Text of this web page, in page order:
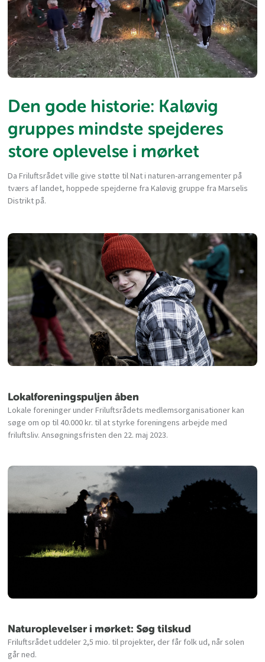
Den gode historie: Kaløvig
gruppes mindste spejderes
store oplevelse i mørket
Da Friluftsrådet ville give støtte til Nat i naturen-arrangementer på
tværs af landet, hoppede spejderne fra Kaløvig gruppe fra Marselis
Distrikt på.
Lokalforeningspuljen åben
Lokale foreninger under Friluftsrådets medlemsorganisationer kan
søge om op til 40.000 kr. til at styrke foreningens arbejde med
friluftsliv. Ansøgningsfristen den 22. maj 2023.
Naturoplevelser i mørket: Søg tilskud
Friluftsrådet uddeler 2,5 mio. til projekter, der får folk ud, når solen
går ned.